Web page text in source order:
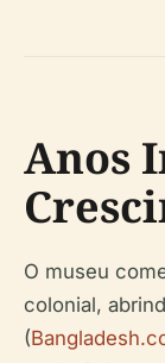
Anos
O museu
colonial,
(